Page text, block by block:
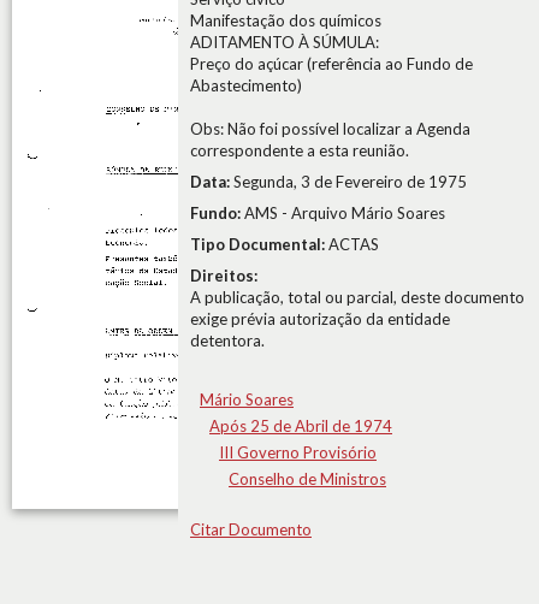
Manifestação dos químicos
ADITAMENTO À SÚMULA:
Preço do açúcar (referência ao Fundo de
Abastecimento)
Obs: Não foi possível localizar a Agenda
correspondente a esta reunião.
Data:Segunda, 3 de Fevereiro de 1975
Fundo:AMS - Arquivo Mário Soares
Tipo Documental:ACTAS
Direitos:
A publicação, total ou parcial, deste documento
exige prévia autorização da entidade
detentora.
Mário Soares
Após 25 de Abril de 1974
III Governo Provisório
Conselho de Ministros
Citar Documento